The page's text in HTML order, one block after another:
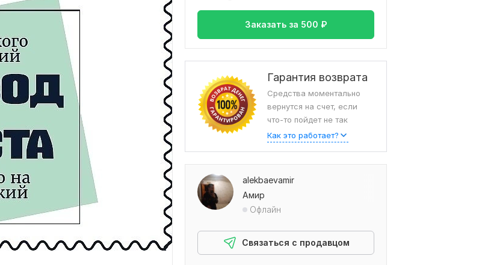
Заказать за 500 ₽
Гарантия возврата
Средства моментально
вернутся на счет, если
что-то пойдет не так
Как это работает?
alekbaevamir
Амир
Офлайн
Связаться с продавцом